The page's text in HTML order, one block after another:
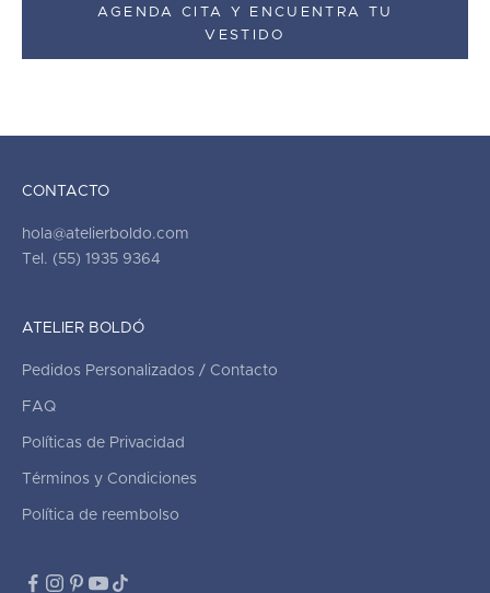
AGENDA CITA Y ENCUENTRA TU
VESTIDO
CONTACTO
hola@atelierboldo.com
Tel. (55) 1935 9364
ATELIER BOLDÓ
Pedidos Personalizados / Contacto
FAQ
Políticas de Privacidad
Términos y Condiciones
Política de reembolso